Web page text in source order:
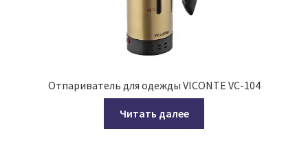
Отпариватель для одежды VICONTE VC-104
Читать далее